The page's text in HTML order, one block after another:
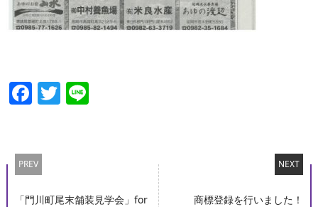
Facebook
Twitter
Line
PREV
「門川町尾末舗装見学会」for
NEXT
商標登録を行いました！